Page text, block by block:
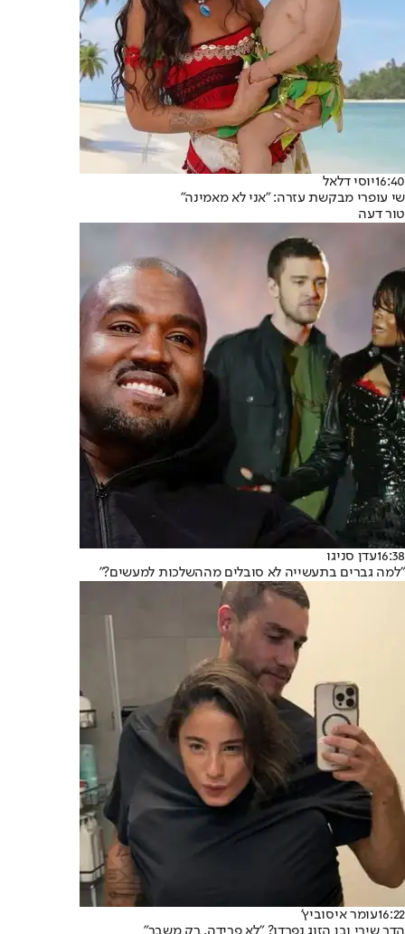
16:40יוסי דלאל
שי עופרי מבקשת עזרה: "אני לא מאמינה"
טור דעה
16:38עדן סניגו
"למה גברים בתעשייה לא סובלים מההשלכות למעשים?"
16:22עומר איסוביץ'